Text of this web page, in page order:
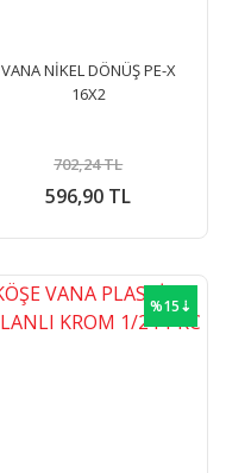
VANA NİKEL DÖNÜŞ PE-X
16X2
596,90 TL
702,24 TL
%15⇣